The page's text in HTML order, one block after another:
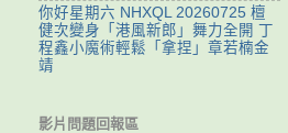
你好星期六 NHXQL 20260725 檀
健次變身「港風新郎」舞力全開 丁
程鑫小魔術輕鬆「拿捏」章若楠金
靖
影片問題回報區